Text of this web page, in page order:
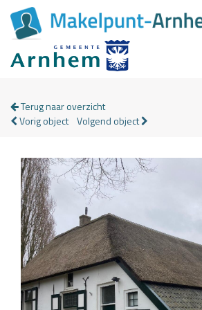
Terug naar overzicht
Vorig object Volgend object